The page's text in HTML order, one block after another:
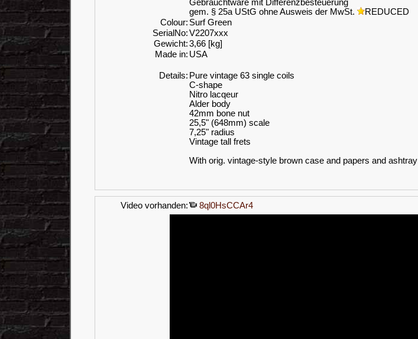
Gebrauchtware mit Differenzbesteuerung
gem. § 25a UStG ohne Ausweis der MwSt.
REDUCED
Colour: Surf Green
SerialNo:V2207xxx
Gewicht:3,66 [kg]
Made in: USA
Details: Pure vintage 63 single coils
C-shape
Nitro lacqeur
Alder body
42mm bone nut
25,5" (648mm) scale
7,25" radius
Vintage tall frets
With orig. vintage-style brown case and papers and ashtray
Video vorhanden: 8ql0HsCCAr4